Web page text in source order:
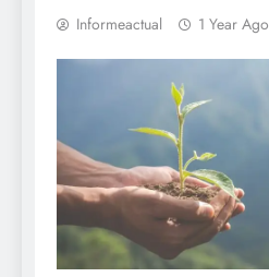
Informeactual 1 Year Ago